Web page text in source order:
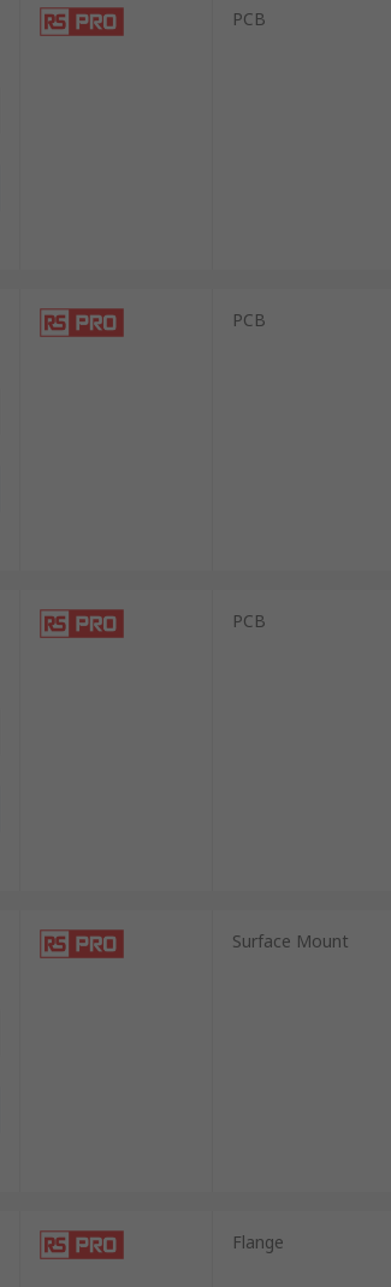
PCB
PCB
PCB
Surface Mount
Flange